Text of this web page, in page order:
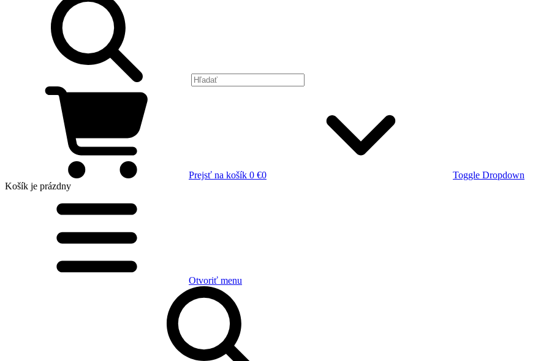
Prejsť na košík 0 €0
Toggle Dropdown
Košík je prázdny
Otvoriť menu